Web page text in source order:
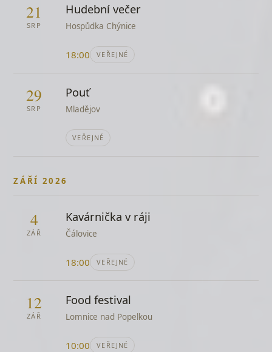
Bejvávalo
Beskyde, Beskyde
lidová
Bláznova ukolébavka
Boky jako skříň
Ewa Farna
Boleslav, Boleslav
Petr Muk
21
SRP
Hudební večer
Hospůdka Chýnice
18:00 VEŘEJNÉ
29
SRP
Pouť
Mladějov
VEŘEJNÉ
ZÁŘÍ 2026
4
ZÁŘ
Kavárnička v ráji
Čálovice
18:00 VEŘEJNÉ
12
ZÁŘ
Food festival
Lomnice nad Popelkou
10:00 VEŘEJNÉ